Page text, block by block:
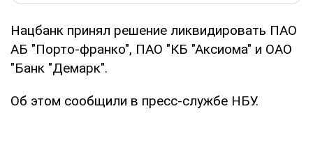
Нацбанк принял решение ликвидировать ПАО
АБ "Порто-франко", ПАО "КБ "Аксиома" и ОАО
"Банк "Демарк".
Об этом сообщили в пресс-службе НБУ.